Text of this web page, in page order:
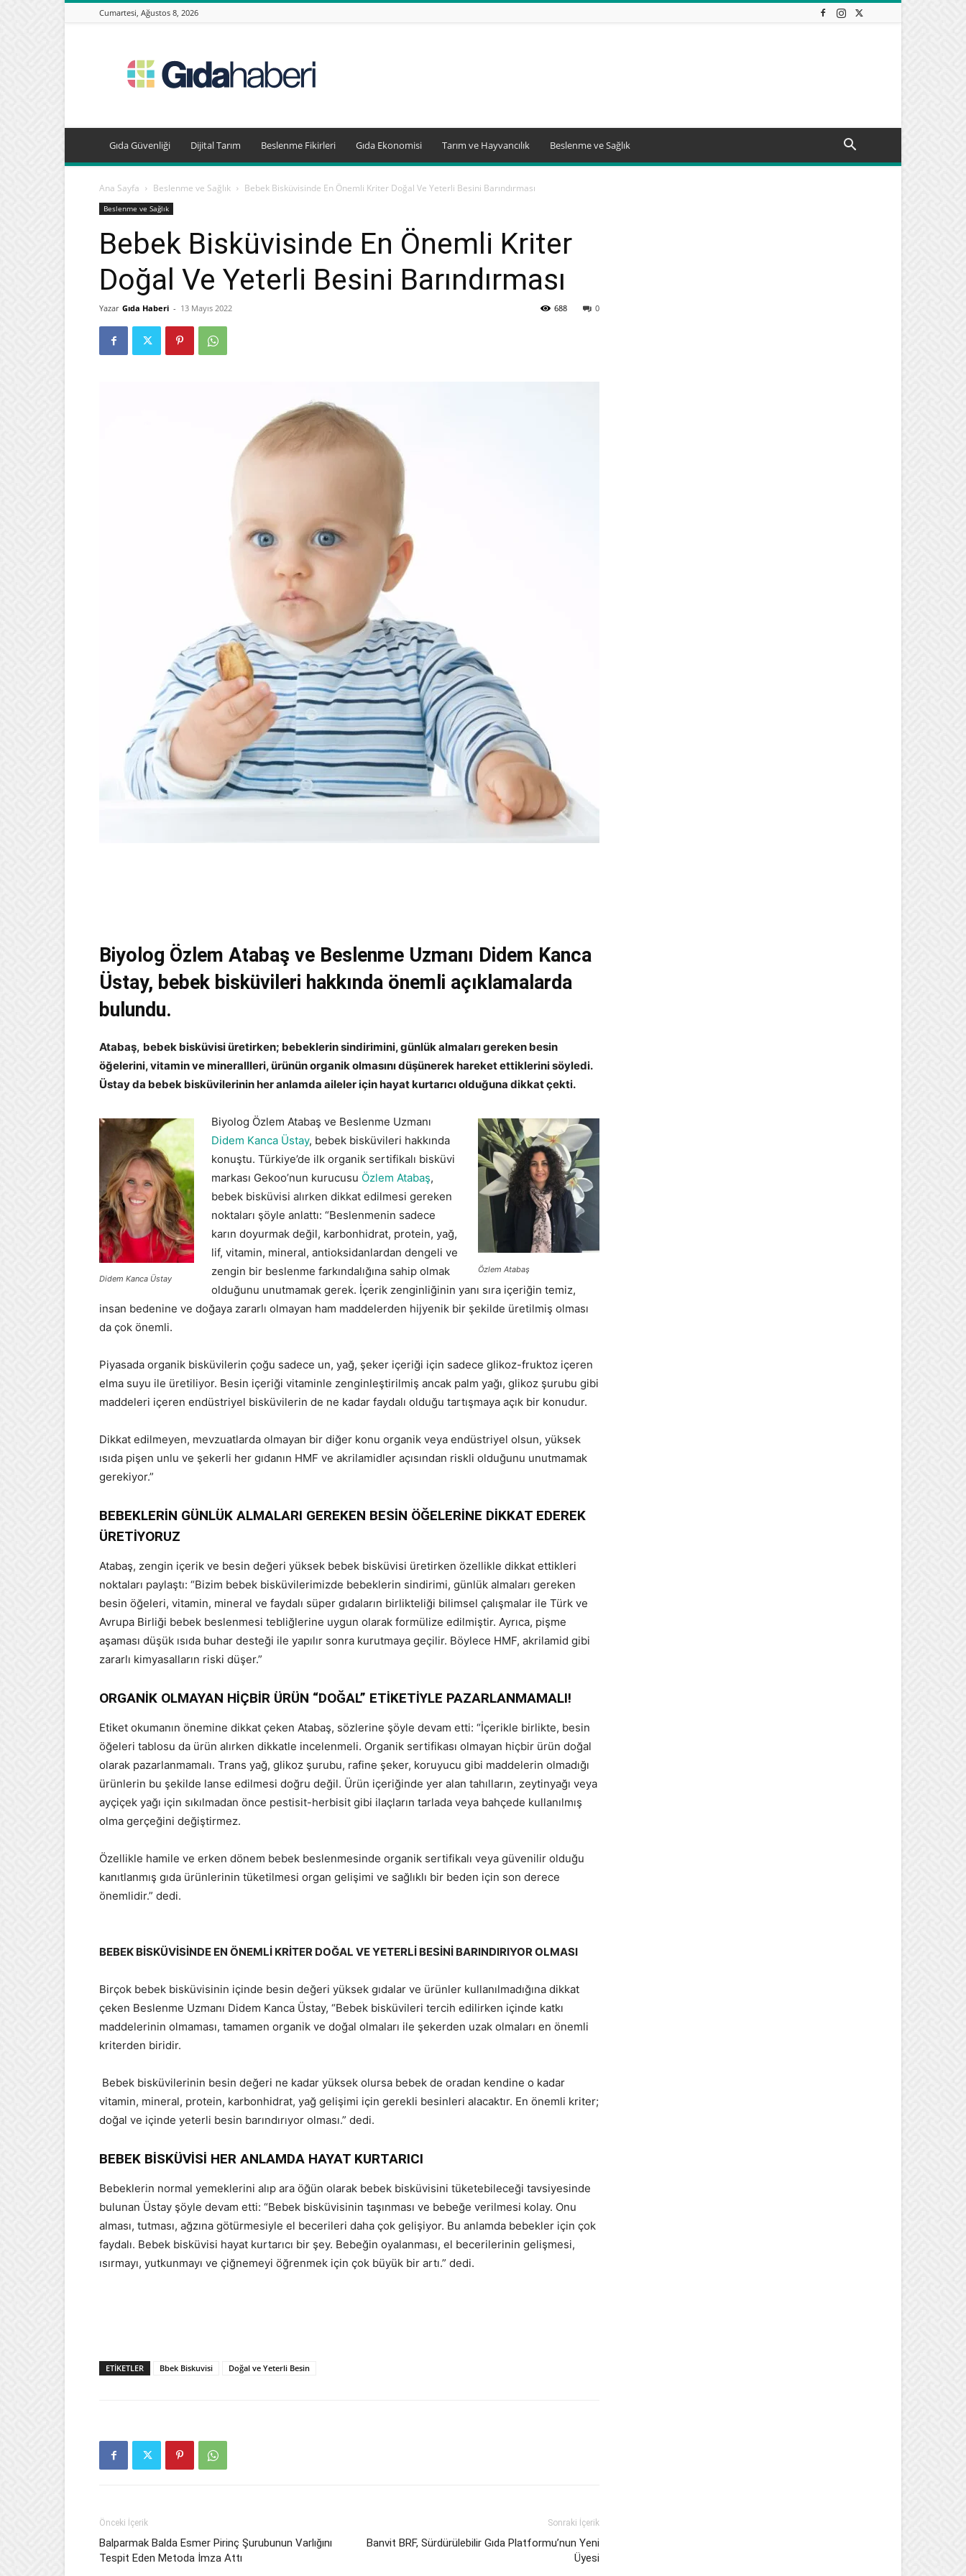
Cumartesi, Ağustos 8, 2026
Haberleri,
Beslenme
Gıda Güvenliği Dijital Tarım Beslenme Fikirleri Gıda Ekonomisi Tarım ve Hayvancılık Beslenme ve Sağlık
Ana Sayfa Beslenme ve Sağlık Bebek Bisküvisinde En Önemli Kriter Doğal Ve Yeterli Besini Barındırması
Beslenme ve Sağlık
Bebek Bisküvisinde En Önemli Kriter
Doğal Ve Yeterli Besini Barındırması
Yazar Gıda Haberi - 13 Mayıs 2022 0
688
Biyolog Özlem Atabaş ve Beslenme Uzmanı Didem Kanca
Üstay, bebek bisküvileri hakkında önemli açıklamalarda
bulundu.
Atabaş, bebek bisküvisi üretirken; bebeklerin sindirimini, günlük almaları gereken besin
öğelerini, vitamin ve minerallleri, ürünün organik olmasını düşünerek hareket ettiklerini söyledi.
Üstay da bebek bisküvilerinin her anlamda aileler için hayat kurtarıcı olduğuna dikkat çekti.
Didem Kanca Üstay
Özlem Atabaş
Biyolog Özlem Atabaş ve Beslenme Uzmanı
Didem Kanca Üstay, bebek bisküvileri hakkında
konuştu. Türkiye’de ilk organik sertifikalı bisküvi
markası Gekoo’nun kurucusu Özlem Atabaş,
bebek bisküvisi alırken dikkat edilmesi gereken
noktaları şöyle anlattı: “Beslenmenin sadece
karın doyurmak değil, karbonhidrat, protein, yağ,
lif, vitamin, mineral, antioksidanlardan dengeli ve
zengin bir beslenme farkındalığına sahip olmak
olduğunu unutmamak gerek. İçerik zenginliğinin yanı sıra içeriğin temiz,
insan bedenine ve doğaya zararlı olmayan ham maddelerden hijyenik bir şekilde üretilmiş olması
da çok önemli.
Piyasada organik bisküvilerin çoğu sadece un, yağ, şeker içeriği için sadece glikoz-fruktoz içeren
elma suyu ile üretiliyor. Besin içeriği vitaminle zenginleştirilmiş ancak palm yağı, glikoz şurubu gibi
maddeleri içeren endüstriyel bisküvilerin de ne kadar faydalı olduğu tartışmaya açık bir konudur.
Dikkat edilmeyen, mevzuatlarda olmayan bir diğer konu organik veya endüstriyel olsun, yüksek
ısıda pişen unlu ve şekerli her gıdanın HMF ve akrilamidler açısından riskli olduğunu unutmamak
gerekiyor.”
BEBEKLERİN GÜNLÜK ALMALARI GEREKEN BESİN ÖĞELERİNE DİKKAT EDEREK
ÜRETİYORUZ
Atabaş, zengin içerik ve besin değeri yüksek bebek bisküvisi üretirken özellikle dikkat ettikleri
noktaları paylaştı: “Bizim bebek bisküvilerimizde bebeklerin sindirimi, günlük almaları gereken
besin öğeleri, vitamin, mineral ve faydalı süper gıdaların birlikteliği bilimsel çalışmalar ile Türk ve
Avrupa Birliği bebek beslenmesi tebliğlerine uygun olarak formülize edilmiştir. Ayrıca, pişme
aşaması düşük ısıda buhar desteği ile yapılır sonra kurutmaya geçilir. Böylece HMF, akrilamid gibi
zararlı kimyasalların riski düşer.”
ORGANİK OLMAYAN HİÇBİR ÜRÜN “DOĞAL” ETİKETİYLE PAZARLANMAMALI!
Etiket okumanın önemine dikkat çeken Atabaş, sözlerine şöyle devam etti: “İçerikle birlikte, besin
öğeleri tablosu da ürün alırken dikkatle incelenmeli. Organik sertifikası olmayan hiçbir ürün doğal
olarak pazarlanmamalı. Trans yağ, glikoz şurubu, rafine şeker, koruyucu gibi maddelerin olmadığı
ürünlerin bu şekilde lanse edilmesi doğru değil. Ürün içeriğinde yer alan tahılların, zeytinyağı veya
ayçiçek yağı için sıkılmadan önce pestisit-herbisit gibi ilaçların tarlada veya bahçede kullanılmış
olma gerçeğini değiştirmez.
Özellikle hamile ve erken dönem bebek beslenmesinde organik sertifikalı veya güvenilir olduğu
kanıtlanmış gıda ürünlerinin tüketilmesi organ gelişimi ve sağlıklı bir beden için son derece
önemlidir.” dedi.
BEBEK BİSKÜVİSİNDE EN ÖNEMLİ KRİTER DOĞAL VE YETERLİ BESİNİ BARINDIRIYOR OLMASI
Birçok bebek bisküvisinin içinde besin değeri yüksek gıdalar ve ürünler kullanılmadığına dikkat
çeken Beslenme Uzmanı Didem Kanca Üstay, “Bebek bisküvileri tercih edilirken içinde katkı
maddelerinin olmaması, tamamen organik ve doğal olmaları ile şekerden uzak olmaları en önemli
kriterden biridir.
Bebek bisküvilerinin besin değeri ne kadar yüksek olursa bebek de oradan kendine o kadar
vitamin, mineral, protein, karbonhidrat, yağ gelişimi için gerekli besinleri alacaktır. En önemli kriter;
doğal ve içinde yeterli besin barındırıyor olması.” dedi.
BEBEK BİSKÜVİSİ HER ANLAMDA HAYAT KURTARICI
Bebeklerin normal yemeklerini alıp ara öğün olarak bebek bisküvisini tüketebileceği tavsiyesinde
bulunan Üstay şöyle devam etti: “Bebek bisküvisinin taşınması ve bebeğe verilmesi kolay. Onu
alması, tutması, ağzına götürmesiyle el becerileri daha çok gelişiyor. Bu anlamda bebekler için çok
faydalı. Bebek bisküvisi hayat kurtarıcı bir şey. Bebeğin oyalanması, el becerilerinin gelişmesi,
ısırmayı, yutkunmayı ve çiğnemeyi öğrenmek için çok büyük bir artı.” dedi.
ETIKETLER Bbek Biskuvisi Doğal ve Yeterli Besin
Önceki İçerik
Balparmak Balda Esmer Pirinç Şurubunun Varlığını
Tespit Eden Metoda İmza Attı
Sonraki İçerik
Banvit BRF, Sürdürülebilir Gıda Platformu’nun Yeni
Üyesi